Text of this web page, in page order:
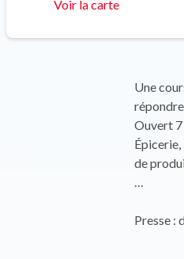
Voir la carte
Une
Ouvert 7
de
Presse :